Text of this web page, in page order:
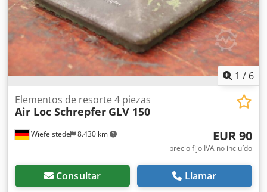
1 / 6
Wiefelstede 8.430 km
Elementos de resorte 4 piezas
Air Loc Schrepfer GLV 150
EUR 90
precio fijo IVA no incluído
Consultar Llamar